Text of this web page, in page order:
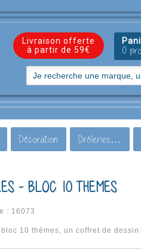
Livraison offerte
à partir de 59€
0
Décoration Drôleries…
- BLOC 10 THEMES
: 16073
10 thèmes, un coffret de